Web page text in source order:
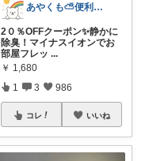
あやくも⛅便利なもの、おしゃれなもの
2０％OFFクーポン✨静かに
除臭！マイナスイオンでお
部屋フレッ ...
￥ 1,680
1 3 986
コレ いいね